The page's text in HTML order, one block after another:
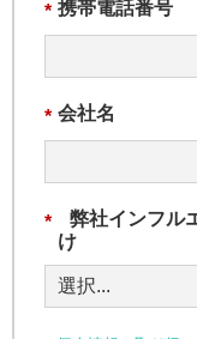
* 携帯電話番号
* 会社名
*
弊社インフル
け